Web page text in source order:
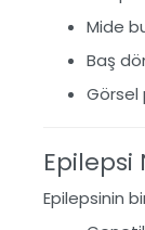
Mide
Baş
Görsel
Epilepsi
Epilepsinin